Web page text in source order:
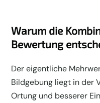
Warum die
Bewertung
Der eigentliche
Bildgebung liegt in der
Ortung und besserer